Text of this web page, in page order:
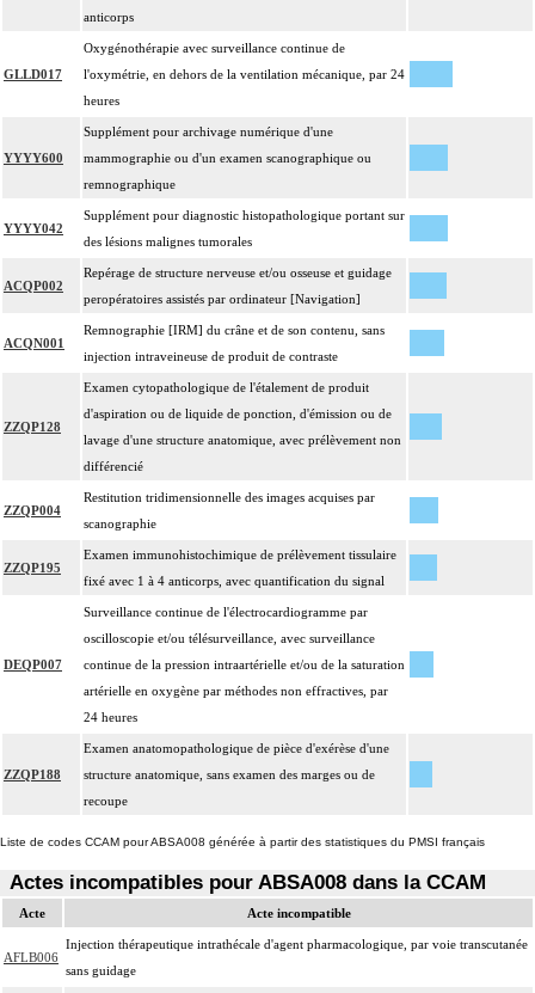
anticorps
GLLD017
Oxygénothérapie avec surveillance continue de
l'oxymétrie, en dehors de la ventilation mécanique, par 24
heures
YYYY600
Supplément pour archivage numérique d'une
mammographie ou d'un examen scanographique ou
remnographique
YYYY042
Supplément pour diagnostic histopathologique portant sur
des lésions malignes tumorales
ACQP002
Repérage de structure nerveuse et/ou osseuse et guidage
peropératoires assistés par ordinateur [Navigation]
ACQN001
Remnographie [IRM] du crâne et de son contenu, sans
injection intraveineuse de produit de contraste
ZZQP128
Examen cytopathologique de l'étalement de produit
d'aspiration ou de liquide de ponction, d'émission ou de
lavage d'une structure anatomique, avec prélèvement non
différencié
ZZQP004
Restitution tridimensionnelle des images acquises par
scanographie
ZZQP195
Examen immunohistochimique de prélèvement tissulaire
fixé avec 1 à 4 anticorps, avec quantification du signal
DEQP007
Surveillance continue de l'électrocardiogramme par
oscilloscopie et/ou télésurveillance, avec surveillance
continue de la pression intraartérielle et/ou de la saturation
artérielle en oxygène par méthodes non effractives, par
24 heures
ZZQP188
Examen anatomopathologique de pièce d'exérèse d'une
structure anatomique, sans examen des marges ou de
recoupe
Liste de codes CCAM pour ABSA008 générée à partir des statistiques du PMSI français
Actes incompatibles pour ABSA008 dans la CCAM
Acte Acte incompatible
AFLB006
Injection thérapeutique intrathécale d'agent pharmacologique, par voie transcutanée
sans guidage